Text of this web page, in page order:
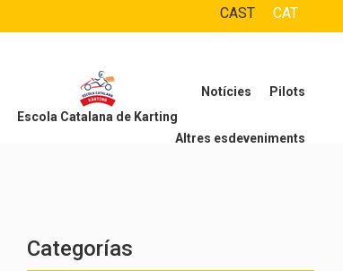
CAST CAT
Escola Catalana de Karting
Pilots
Notícies
Altres esdeveniments
Categorías